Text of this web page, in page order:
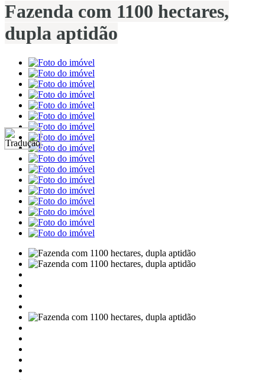
Fazenda com 1100 hectares,
dupla aptidão